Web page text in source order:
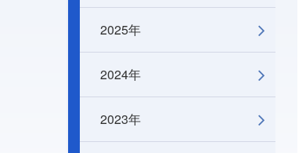
2025年
2024年
2023年